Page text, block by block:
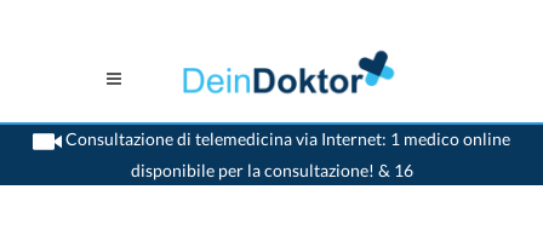
Consultazione di telemedicina via Internet: 1 medico online
disponibile per la consultazione! & 16
>Casa>Zuzwil SG>Medico generico